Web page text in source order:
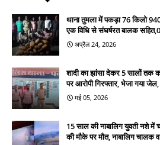
थाना तुमला में पकड़ा 76 किलो
एक विधि से संघर्षरत बालक
अप्रैल 24, 2026
शादी का झांसा देकर 5 सालों तक
पर आरोपी गिरफ्तार, भेजा गया
मई 05, 2026
15 साल की नाबालिग युवती नशे में
की मौके पर मौत, नाबालिग चालक